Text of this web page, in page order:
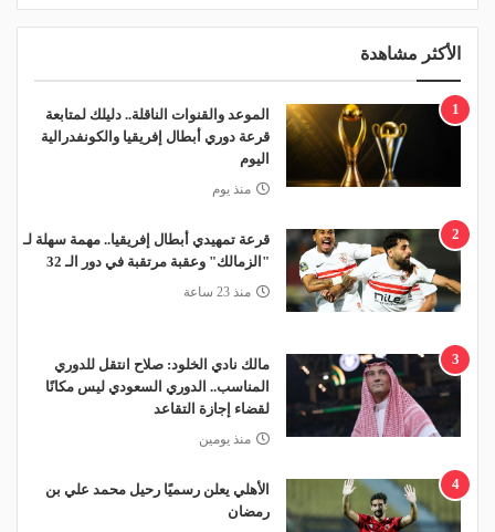
الأكثر مشاهدة
1
الموعد والقنوات الناقلة.. دليلك لمتابعة
قرعة دوري أبطال إفريقيا والكونفدرالية
اليوم
منذ يوم
2
قرعة تمهيدي أبطال إفريقيا.. مهمة سهلة لـ
"الزمالك" وعقبة مرتقبة في دور الـ 32
منذ 23 ساعة
3
مالك نادي الخلود: صلاح انتقل للدوري
المناسب.. الدوري السعودي ليس مكانًا
لقضاء إجازة التقاعد
منذ يومين
4
الأهلي يعلن رسميًا رحيل محمد علي بن
رمضان